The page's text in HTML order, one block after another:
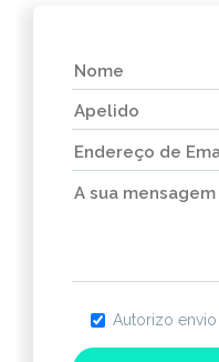
Autorizo